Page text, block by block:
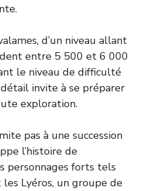
d’un niveau allant
entre 5 500 et 6 000
le niveau de difficulté
invite à se préparer
exploration.
pas à une succession
l’histoire de
personnages forts tels
Lyéros, un groupe de